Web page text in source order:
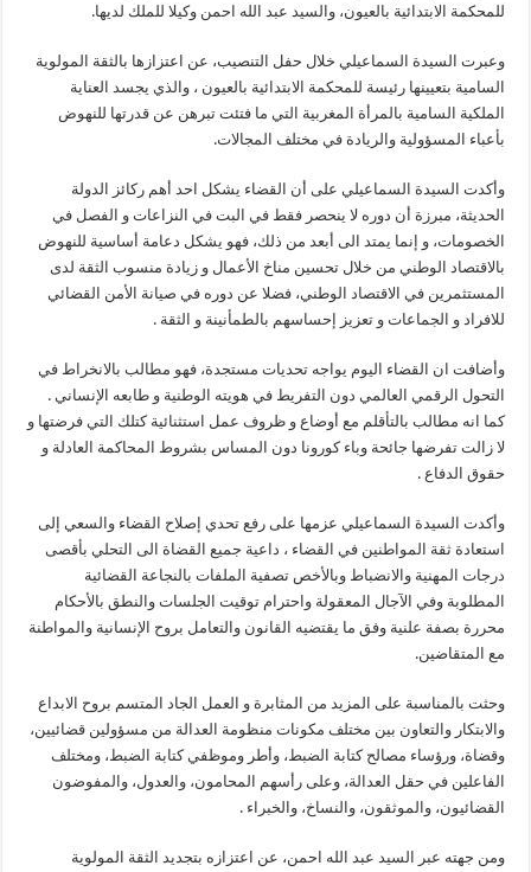
للمحكمة الابتدائية بالعيون، والسيد عبد الله احمن وكيلا للملك لديها.
وعبرت السيدة السماعيلي خلال حفل التنصيب، عن اعتزازها بالثقة المولوية
السامية بتعيينها رئيسة للمحكمة الابتدائية بالعيون ، والذي يجسد العناية
الملكية السامية بالمرأة المغربية التي ما فتئت تبرهن عن قدرتها للنهوض
بأعباء المسؤولية والريادة في مختلف المجالات.
وأكدت السيدة السماعيلي على أن القضاء يشكل احد أهم ركائز الدولة
الحديثة، مبرزة أن دوره لا ينحصر فقط في البت في النزاعات و الفصل في
الخصومات، و إنما يمتد الى أبعد من ذلك، فهو يشكل دعامة أساسية للنهوض
بالاقتصاد الوطني من خلال تحسين مناخ الأعمال و زيادة منسوب الثقة لدى
المستثمرين في الاقتصاد الوطني، فضلا عن دوره في صيانة الأمن القضائي
للافراد و الجماعات و تعزيز إحساسهم بالطمأنينة و الثقة .
وأضافت ان القضاء اليوم يواجه تحديات مستجدة، فهو مطالب بالانخراط في
التحول الرقمي العالمي دون التفريط في هويته الوطنية و طابعه الإنساني .
كما انه مطالب بالتأقلم مع أوضاع و ظروف عمل استثنائية كتلك التي فرضتها و
لا زالت تفرضها جائحة وباء كورونا دون المساس بشروط المحاكمة العادلة و
حقوق الدفاع .
وأكدت السيدة السماعيلي عزمها على رفع تحدي إصلاح القضاء والسعي إلى
استعادة ثقة المواطنين في القضاء ، داعية جميع القضاة الى التحلي بأقصى
درجات المهنية والانضباط وبالأخص تصفية الملفات بالنجاعة القضائية
المطلوبة وفي الآجال المعقولة واحترام توقيت الجلسات والنطق بالأحكام
محررة بصفة علنية وفق ما يقتضيه القانون والتعامل بروح الإنسانية والمواطنة
مع المتقاضين.
وحثت بالمناسبة على المزيد من المثابرة و العمل الجاد المتسم بروح الابداع
والابتكار والتعاون بين مختلف مكونات منظومة العدالة من مسؤولين قضائيين،
وقضاة، ورؤساء مصالح كتابة الضبط، وأطر وموظفي كتابة الضبط، ومختلف
الفاعلين في حقل العدالة، وعلى رأسهم المحامون، والعدول، والمفوضون
القضائيون، والموثقون، والنساخ، والخبراء .
ومن جهته عبر السيد عبد الله احمن، عن اعتزازه بتجديد الثقة المولوية